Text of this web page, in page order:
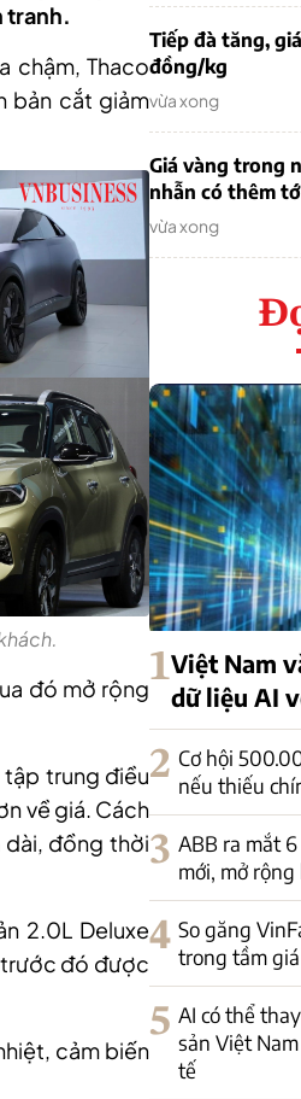
tranh.
chậm, Thaco
bản cắt giảm
đó mở rộng
tập trung điều
về giá. Cách
dài, đồng thời
2.0L Deluxe
trước đó được
cảm biến
Tiếp đà tăng,
đồng/kg
vừa xong
Giá vàng trong
nhẫn có thêm
vừa xong
1Việt Nam
dữ liệu AI
2 Cơ hội
nếu thiếu
3 ABB ra mắt
mới, mở
4 So găng
trong tầm
5 AI có thể
sản Việt
tế